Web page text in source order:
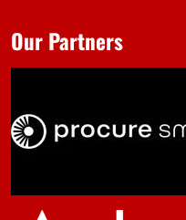
Our Partners